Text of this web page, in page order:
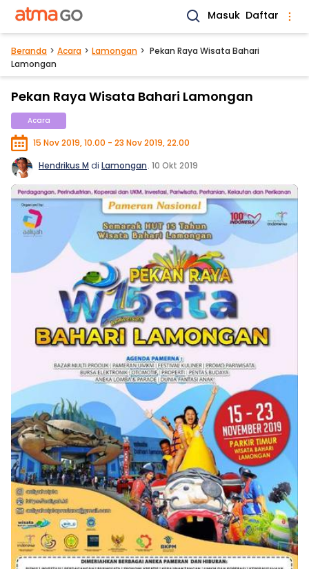
Masuk Daftar
Beranda Acara Lamongan
Pekan Raya Wisata Bahari
Lamongan
Pekan Raya Wisata Bahari Lamongan
Acara
15 Nov 2019, 10.00 - 23 Nov 2019, 22.00
Hendrikus M di Lamongan. 10 Okt 2019